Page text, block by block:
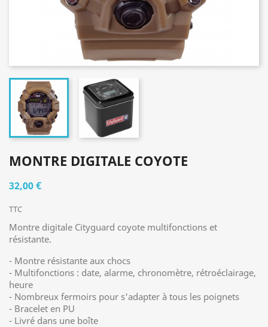
MONTRE DIGITALE COYOTE
32,00 €
TTC
Montre digitale Cityguard coyote multifonctions et
résistante.
- Montre résistante aux chocs
- Multifonctions : date, alarme, chronomètre, rétroéclairage,
heure
- Nombreux fermoirs pour s'adapter à tous les poignets
- Bracelet en PU
- Livré dans une boîte